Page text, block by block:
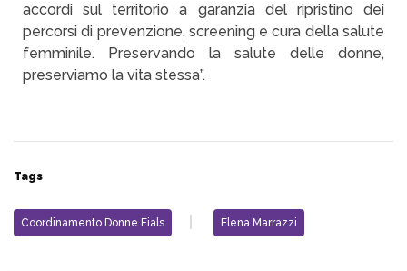
accordi sul territorio a garanzia del ripristino dei
percorsi di prevenzione, screening e cura della salute
femminile. Preservando la salute delle donne,
preserviamo la vita stessa”.
Tags
Coordinamento Donne Fials Elena Marrazzi